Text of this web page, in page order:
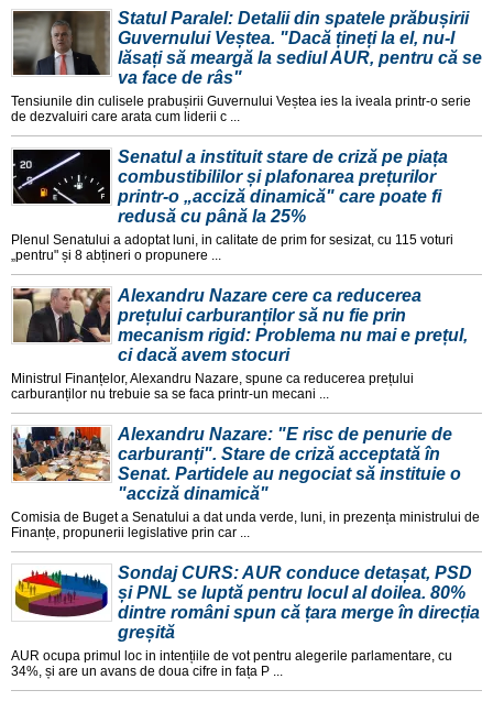
Statul Paralel: Detalii din spatele prăbușirii
Guvernului Veștea. "Dacă țineți la el, nu-l
lăsați să meargă la sediul AUR, pentru că se
va face de râs"
Tensiunile din culisele prabușirii Guvernului Veștea ies la iveala printr-o serie
de dezvaluiri care arata cum liderii c ...
Senatul a instituit stare de criză pe piața
combustibililor și plafonarea prețurilor
printr-o „acciză dinamică" care poate fi
redusă cu până la 25%
Plenul Senatului a adoptat luni, in calitate de prim for sesizat, cu 115 voturi
„pentru" și 8 abțineri o propunere ...
Alexandru Nazare cere ca reducerea
prețului carburanților să nu fie prin
mecanism rigid: Problema nu mai e prețul,
ci dacă avem stocuri
Ministrul Finanțelor, Alexandru Nazare, spune ca reducerea prețului
carburanților nu trebuie sa se faca printr-un mecani ...
Alexandru Nazare: "E risc de penurie de
carburanți". Stare de criză acceptată în
Senat. Partidele au negociat să instituie o
"acciză dinamică"
Comisia de Buget a Senatului a dat unda verde, luni, in prezența ministrului de
Finanțe, propunerii legislative prin car ...
Sondaj CURS: AUR conduce detașat, PSD
și PNL se luptă pentru locul al doilea. 80%
dintre români spun că țara merge în direcția
greșită
AUR ocupa primul loc in intențiile de vot pentru alegerile parlamentare, cu
34%, și are un avans de doua cifre in fața P ...